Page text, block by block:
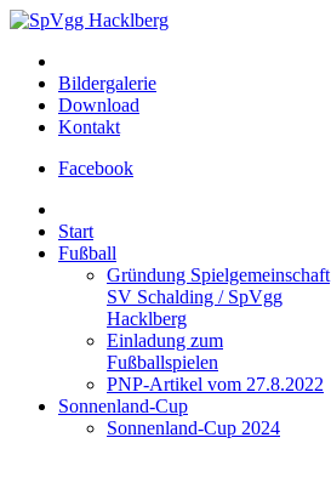
Bildergalerie
Download
Kontakt
Facebook
Start
Fußball
Gründung Spielgemeinschaft
SV Schalding / SpVgg
Hacklberg
Einladung zum
Fußballspielen
PNP-Artikel vom 27.8.2022
Sonnenland-Cup
Sonnenland-Cup 2024